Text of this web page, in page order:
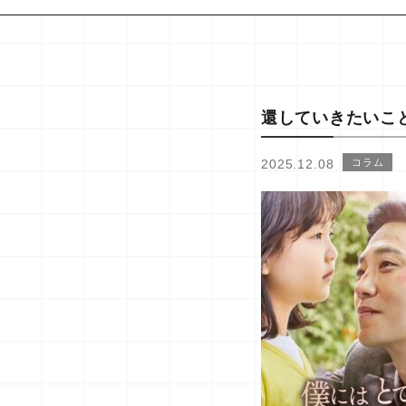
還していきたいこ
2025.12.08 コラム